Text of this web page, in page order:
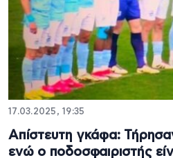
17.03.2025, 19:35
Απίστευτη γκάφα:
ενώ ο ποδοσφαιριστής